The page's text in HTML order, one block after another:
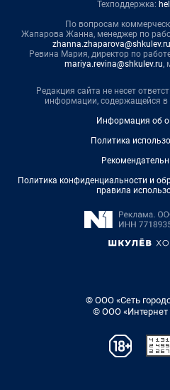
Техподдержка:
По вопросам
Жапарова Жанна, менеджер по
zhanna.zhaparova@shkulev.ru
Ревина Мария, директор по
mariya.revina@shkulev.ru,
Редакция сайта не несет
информации, содержащейся в
Информация об
Политика
Политика конфиденциальности и
правила
© ООО «Сеть
© ООО «Интернет